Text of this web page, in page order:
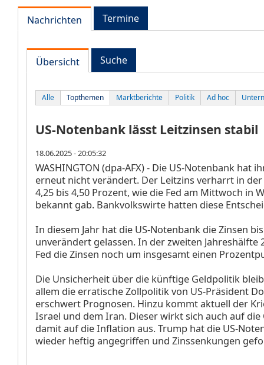
Nachrichten Termine
Übersicht Suche
Alle Topthemen Marktberichte Politik Ad hoc
US-Notenbank lässt Leitzinsen stabil
18.06.2025 - 20:05:32
WASHINGTON (dpa-AFX) - Die US-Notenbank hat
erneut nicht verändert. Der Leitzins verharrt in der
4,25 bis 4,50 Prozent, wie die Fed am Mittwoch in
bekannt gab. Bankvolkswirte hatten diese
In diesem Jahr hat die US-Notenbank die Zinsen
unverändert gelassen. In der zweiten Jahreshälfte
Fed die Zinsen noch um insgesamt einen
Die Unsicherheit über die künftige Geldpolitik
allem die erratische Zollpolitik von US-Präsident
erschwert Prognosen. Hinzu kommt aktuell der
Israel und dem Iran. Dieser wirkt sich auch auf die
damit auf die Inflation aus. Trump hat die US-
wieder heftig angegriffen und Zinssenkungen